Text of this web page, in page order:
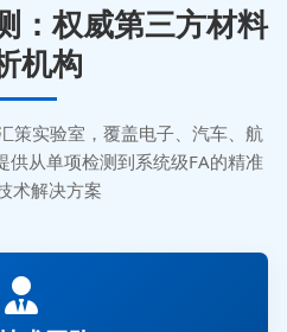
：权威第三方材料
机构
策实验室，覆盖电子、汽车、航
供从单项检测到系统级FA的精准
术解决方案